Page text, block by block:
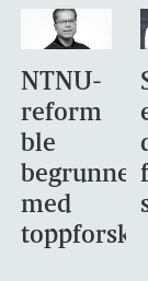
NTNU-
reform
ble
begrunnet
med